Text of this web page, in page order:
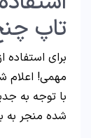
تاپ
برای استفاده
مهمی! اعلام
با توجه به
شده منجر به